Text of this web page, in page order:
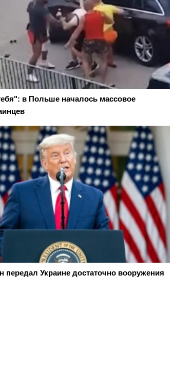
в Польше началось массовое
передал Украине достаточно вооружения